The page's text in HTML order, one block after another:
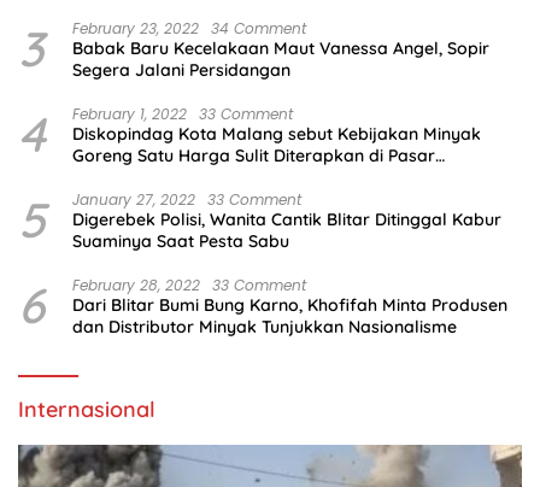
3 February 23, 2022 34 Comment
Babak Baru Kecelakaan Maut Vanessa Angel, Sopir
Segera Jalani Persidangan
4 February 1, 2022 33 Comment
Diskopindag Kota Malang sebut Kebijakan Minyak
Goreng Satu Harga Sulit Diterapkan di Pasar
5 January 27, 2022 33 Comment
Digerebek Polisi, Wanita Cantik Blitar Ditinggal Kabur
Suaminya Saat Pesta Sabu
6 February 28, 2022 33 Comment
Dari Blitar Bumi Bung Karno, Khofifah Minta Produsen
dan Distributor Minyak Tunjukkan Nasionalisme
Internasional